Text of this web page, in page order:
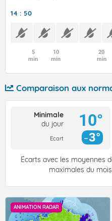
14 : 50
5
min
10
min
20
min
Comparaison aux
Minimale
du jour
Ecart
10°
3°
Écarts avec les moyennes
maximales du
ANIMATION RADAR